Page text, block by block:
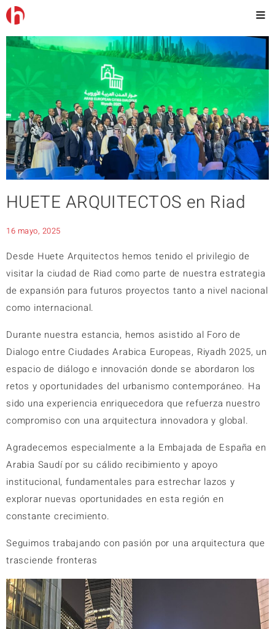
HUETE ARQUITECTOS en Riad
16 mayo, 2025
Desde Huete Arquitectos hemos tenido el privilegio de
visitar la ciudad de Riad como parte de nuestra estrategia
de expansión para futuros proyectos tanto a nivel nacional
como internacional.
Durante nuestra estancia, hemos asistido al Foro de
Dialogo entre Ciudades Arabica Europeas, Riyadh 2025, un
espacio de diálogo e innovación donde se abordaron los
retos y oportunidades del urbanismo contemporáneo. Ha
sido una experiencia enriquecedora que refuerza nuestro
compromiso con una arquitectura innovadora y global.
Agradecemos especialmente a la Embajada de España en
Arabia Saudí por su cálido recibimiento y apoyo
institucional, fundamentales para estrechar lazos y
explorar nuevas oportunidades en esta región en
constante crecimiento.
Seguimos trabajando con pasión por una arquitectura que
trasciende fronteras